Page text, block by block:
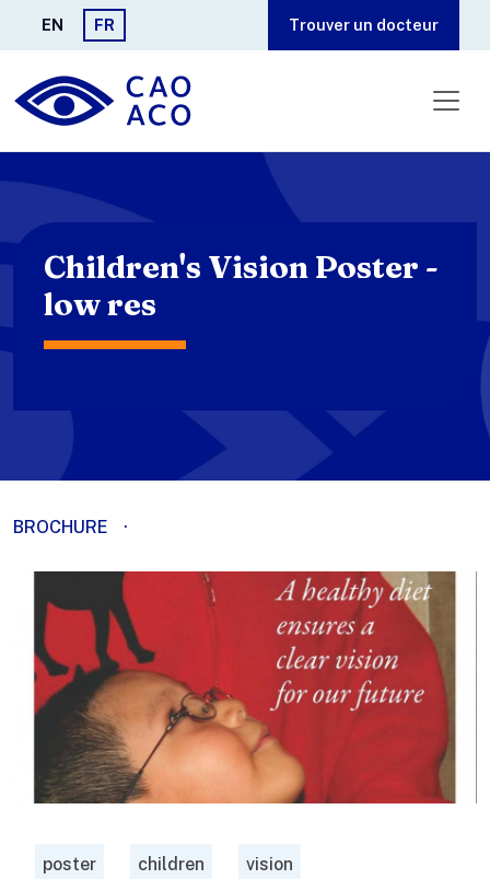
Aller au contenu principal
EN FR Trouver un docteur
Children's Vision Poster -
low res
BROCHURE ·
poster children vision